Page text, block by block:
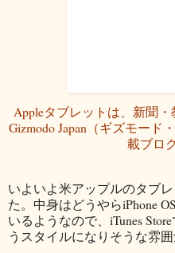
Appleタブレットは、新聞
Gizmodo Japan（ギズモー
載ブロ
いよいよ米アップルのタブ
た。中身はどうやらiPhone
いるようなので、iTunes
うスタイルになりそうな雰囲